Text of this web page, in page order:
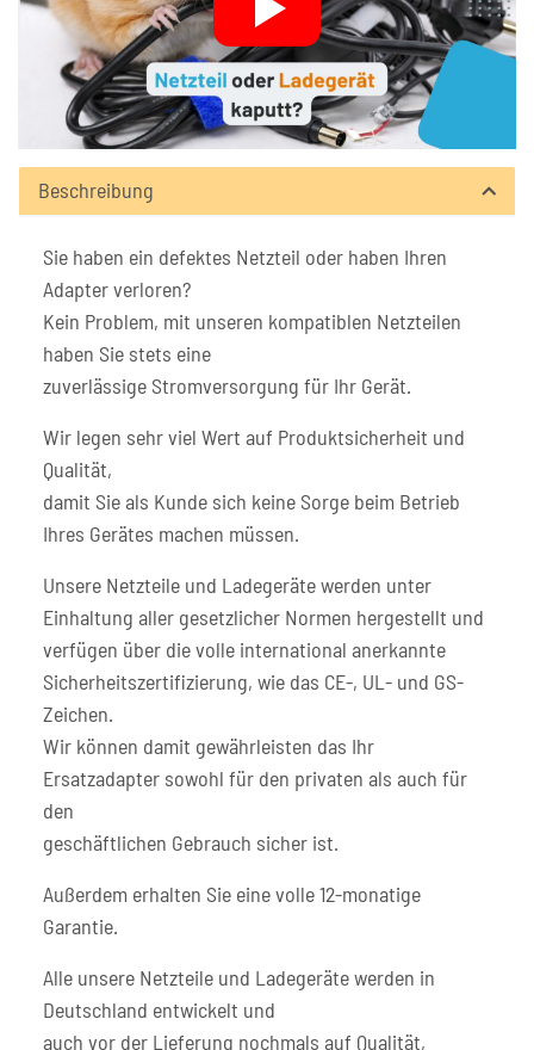
Beschreibung
Sie haben ein defektes Netzteil oder haben Ihren
Adapter verloren?
Kein Problem, mit unseren kompatiblen Netzteilen
haben Sie stets eine
zuverlässige Stromversorgung für Ihr Gerät.
Wir legen sehr viel Wert auf Produktsicherheit und
Qualität,
damit Sie als Kunde sich keine Sorge beim Betrieb
Ihres Gerätes machen müssen.
Unsere Netzteile und Ladegeräte werden unter
Einhaltung aller gesetzlicher Normen hergestellt und
verfügen über die volle international anerkannte
Sicherheitszertifizierung, wie das CE-, UL- und GS-
Zeichen.
Wir können damit gewährleisten das Ihr
Ersatzadapter sowohl für den privaten als auch für
den
geschäftlichen Gebrauch sicher ist.
Außerdem erhalten Sie eine volle 12-monatige
Garantie.
Alle unsere Netzteile und Ladegeräte werden in
Deutschland entwickelt und
auch vor der Lieferung nochmals auf Qualität,